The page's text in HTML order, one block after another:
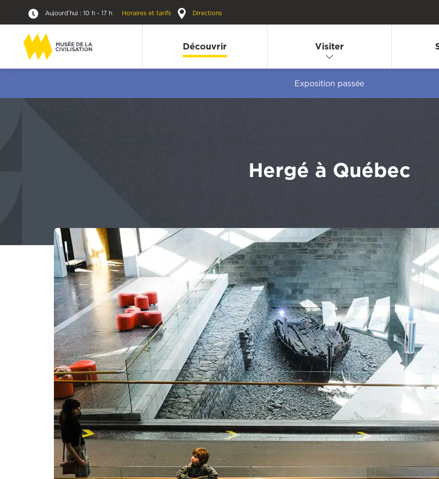
Aujourd’hui : 10 h - 17 h Horaires et tarifs Directions
Découvrir Visiter
Exposition passée
Hergé à Québec